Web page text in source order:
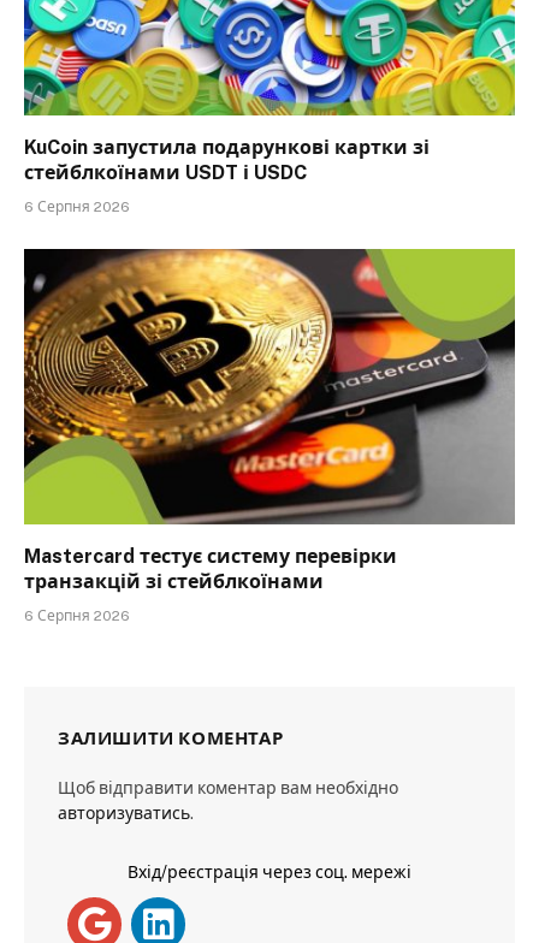
KuCoin запустила подарункові картки зі
стейблкоїнами USDT і USDC
6 Серпня 2026
Mastercard тестує систему перевірки
транзакцій зі стейблкоїнами
6 Серпня 2026
ЗАЛИШИТИ КОМЕНТАР
Щоб відправити коментар вам необхідно
авторизуватись.
Вхід/реєстрація через соц. мережі